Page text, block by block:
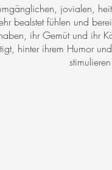
jovialen,
bealstet fühlen und
ihr Gemüt und ihr
hinter ihrem Humor